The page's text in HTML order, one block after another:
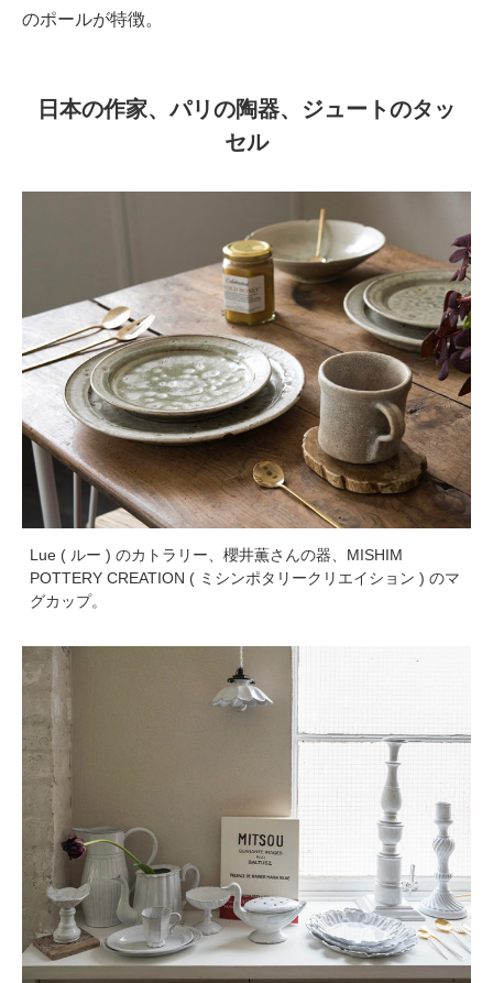
のポールが特徴。
日本の作家、パリの陶器、ジュートのタッ
セル
Lue ( ルー ) のカトラリー、櫻井薫さんの器、MISHIM
POTTERY CREATION ( ミシンポタリークリエイション ) のマ
グカップ。